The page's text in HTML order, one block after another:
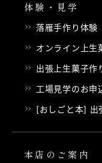
体験・見学
落雁手作り体験
オンライン上生
出張上生菓子作
工場見学のお申
[おしごと本] 出
本店のご案内